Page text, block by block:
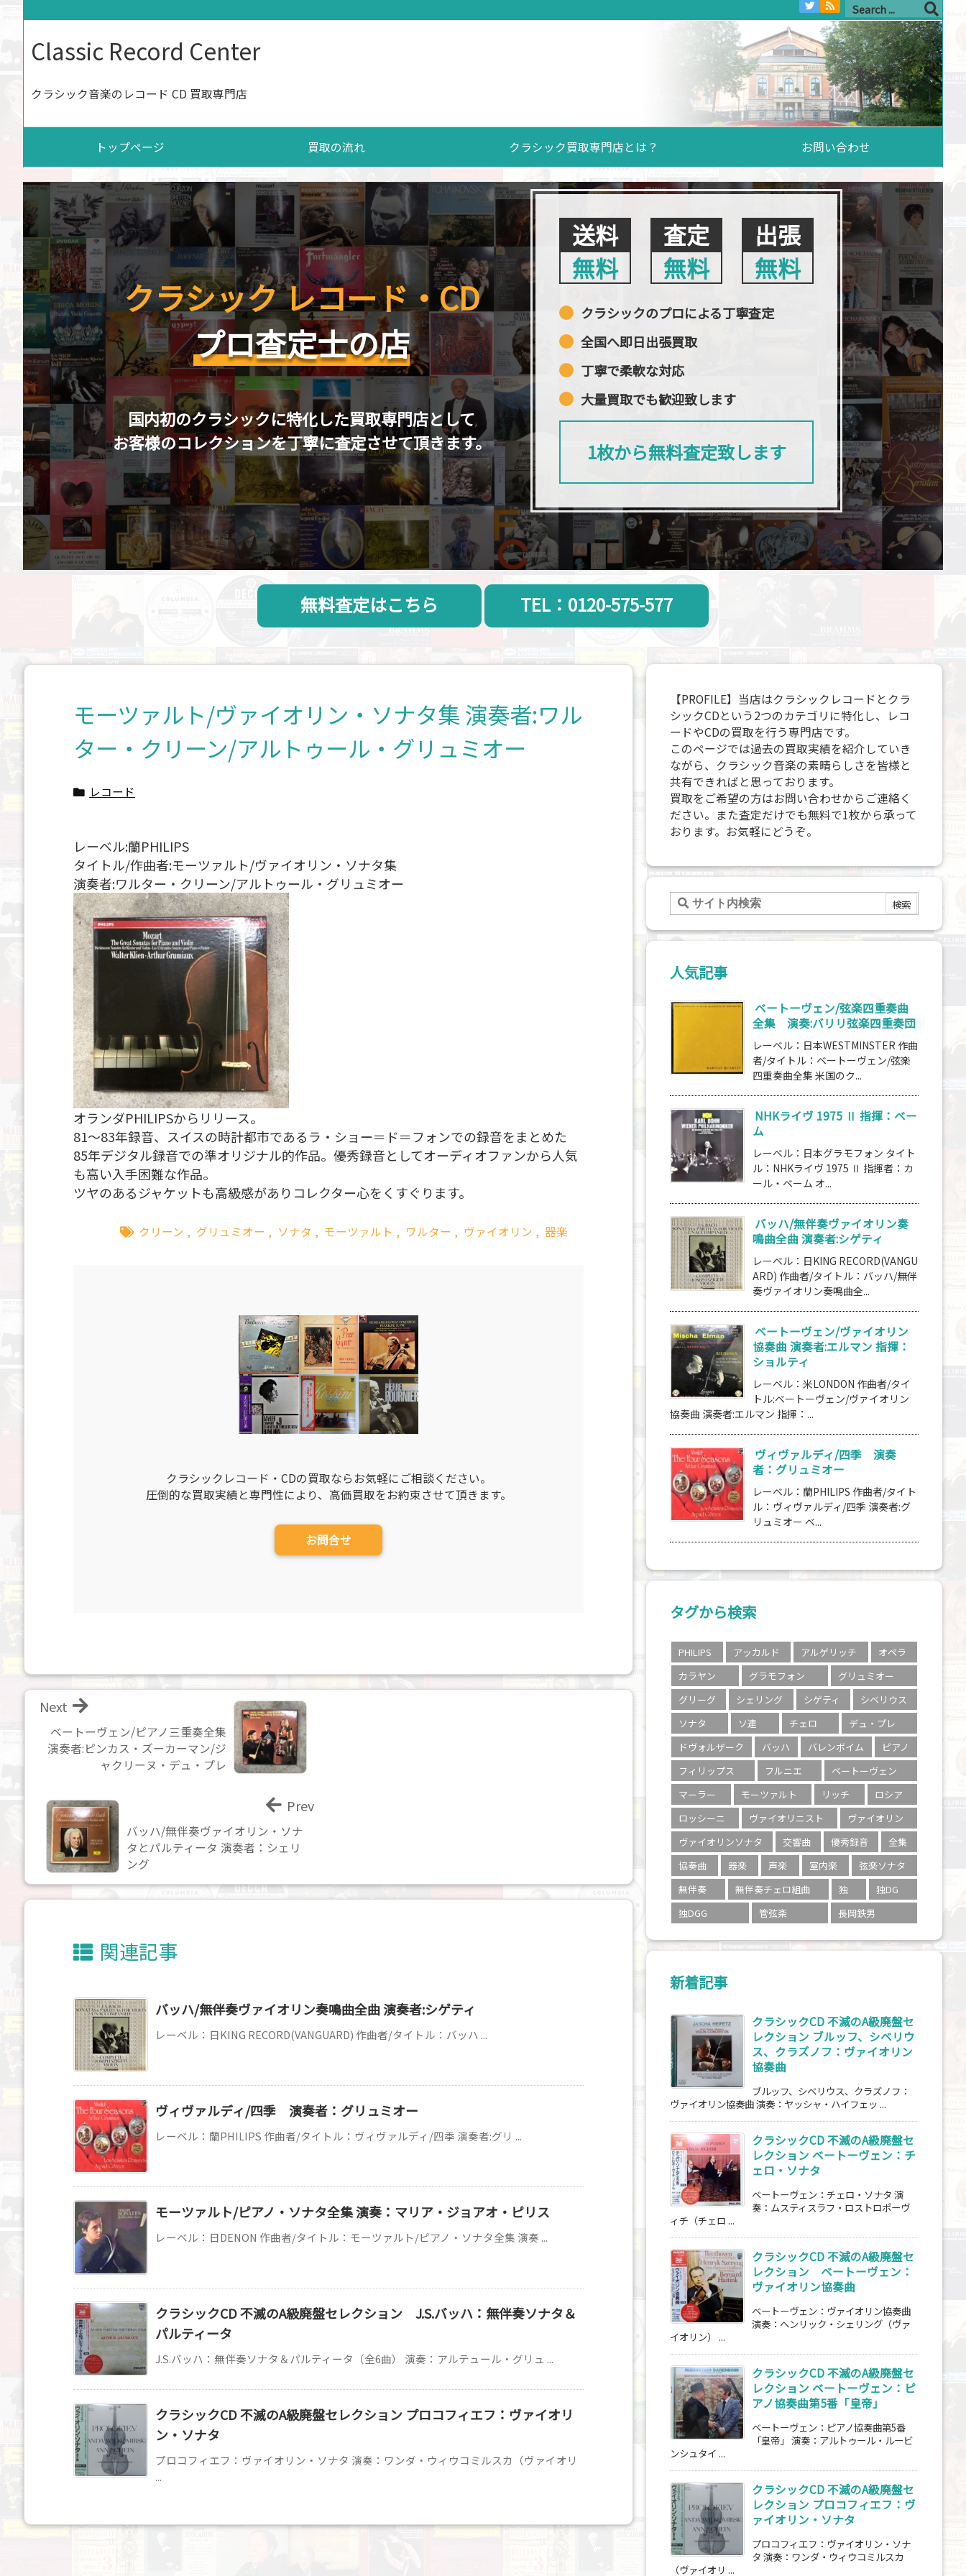
Classic Record Center
クラシック音楽のレコード CD 買取専門店
トップページ 買取の流れ クラシック買取専門店とは？ お問い合わせ
クラシック レコード・CD
プロ査定士の店
国内初のクラシックに特化した買取専門店として
お客様のコレクションを丁寧に査定させて頂きます。
送料
無料
査定
無料
出張
無料
クラシックのプロによる丁寧査定
全国へ即日出張買取
丁寧で柔軟な対応
大量買取でも歓迎致します
1枚から無料査定致します
無料査定はこちら TEL：0120-575-577
モーツァルト/ヴァイオリン・ソナタ集 演奏者:ワル
ター・クリーン/アルトゥール・グリュミオー
レコード
レーベル:蘭PHILIPS
タイトル/作曲者:モーツァルト/ヴァイオリン・ソナタ集
演奏者:ワルター・クリーン/アルトゥール・グリュミオー
オランダPHILIPSからリリース。
81～83年録音、スイスの時計都市であるラ・ショー＝ド＝フォンでの録音をまとめた
85年デジタル録音での準オリジナル的作品。優秀録音としてオーディオファンから人気
も高い入手困難な作品。
ツヤのあるジャケットも高級感がありコレクター心をくすぐります。
クリーン , グリュミオー , ソナタ , モーツァルト , ワルター , ヴァイオリン , 器楽
クラシックレコード・CDの買取ならお気軽にご相談ください。
圧倒的な買取実績と専門性により、高価買取をお約束させて頂きます。
お問合せ
ベートーヴェン/ピアノ三重奏全集
演奏者:ピンカス・ズーカーマン/ジ
ャクリーヌ・デュ・プレ
Next
バッハ/無伴奏ヴァイオリン・ソナ
タとパルティータ 演奏者：シェリ
ング
Prev
関連記事
バッハ/無伴奏ヴァイオリン奏鳴曲全曲 演奏者:シゲティ
レーベル：日KING RECORD(VANGUARD) 作曲者/タイトル：バッハ ...
ヴィヴァルディ/四季 演奏者：グリュミオー
レーベル：蘭PHILIPS 作曲者/タイトル：ヴィヴァルディ/四季 演奏者:グリ ...
モーツァルト/ピアノ・ソナタ全集 演奏：マリア・ジョアオ・ピリス
レーベル：日DENON 作曲者/タイトル：モーツァルト/ピアノ・ソナタ全集 演奏 ...
クラシックCD 不滅のA級廃盤セレクション J.S.バッハ：無伴奏ソナタ＆
パルティータ
J.S.バッハ：無伴奏ソナタ＆パルティータ（全6曲） 演奏：アルテュール・グリュ ...
クラシックCD 不滅のA級廃盤セレクション プロコフィエフ：ヴァイオリ
ン・ソナタ
プロコフィエフ：ヴァイオリン・ソナタ 演奏：ワンダ・ウィウコミルスカ（ヴァイオリ
...
【PROFILE】当店はクラシックレコードとクラ
シックCDという2つのカテゴリに特化し、レコ
ードやCDの買取を行う専門店です。
このページでは過去の買取実績を紹介していき
ながら、クラシック音楽の素晴らしさを皆様と
共有できればと思っております。
買取をご希望の方はお問い合わせからご連絡く
ださい。また査定だけでも無料で1枚から承って
おります。お気軽にどうぞ。
人気記事
ベートーヴェン/弦楽四重奏曲
全集 演奏:バリリ弦楽四重奏団
レーベル：日本WESTMINSTER 作曲
者/タイトル：ベートーヴェン/弦楽
四重奏曲全集 米国のク...
NHKライヴ 1975 Ⅱ 指揮：ベー
ム
レーベル：日本グラモフォン タイト
ル：NHKライヴ 1975 Ⅱ 指揮者：カ
ール・ベーム オ...
バッハ/無伴奏ヴァイオリン奏
鳴曲全曲 演奏者:シゲティ
レーベル：日KING RECORD(VANGU
ARD) 作曲者/タイトル：バッハ/無伴
奏ヴァイオリン奏鳴曲全...
ベートーヴェン/ヴァイオリン
協奏曲 演奏者:エルマン 指揮：
ショルティ
レーベル：米LONDON 作曲者/タイ
トル:ベートーヴェン/ヴァイオリン
協奏曲 演奏者:エルマン 指揮：...
ヴィヴァルディ/四季 演奏
者：グリュミオー
レーベル：蘭PHILIPS 作曲者/タイト
ル：ヴィヴァルディ/四季 演奏者:グ
リュミオー ベ...
タグから検索
PHILIPS アッカルド アルゲリッチ
オペラ
カラヤン
グラモフォン
グリュミオー
グリーグ
シェリング シゲティ
シベリウス
ソナタ
ソ連 チェロ
デュ・プレ
ドヴォルザーク
バッハ バレンボイム
ピアノ
フィリップス
フルニエ
ベートーヴェン
マーラー
モーツァルト リッチ
ロシア
ロッシーニ
ヴァイオリニスト
ヴァイオリン
ヴァイオリンソナタ
交響曲 優秀録音
全集
協奏曲
器楽 声楽 室内楽
弦楽ソナタ
無伴奏
無伴奏チェロ組曲 独
独DG
独DGG
管弦楽 長岡鉄男
新着記事
クラシックCD 不滅のA級廃盤セ
レクション ブルッフ、シベリウ
ス、クラズノフ：ヴァイオリン
協奏曲
ブルッフ、シベリウス、クラズノフ：
ヴァイオリン協奏曲 演奏：ヤッシャ・ハイフェッ ...
クラシックCD 不滅のA級廃盤セ
レクション ベートーヴェン：チ
ェロ・ソナタ
ベートーヴェン：チェロ・ソナタ 演
奏：ムスティスラフ・ロストロポーヴ
ィチ（チェロ ...
クラシックCD 不滅のA級廃盤セ
レクション ベートーヴェン：
ヴァイオリン協奏曲
ベートーヴェン：ヴァイオリン協奏曲
演奏：ヘンリック・シェリング（ヴァ
イオリン） ...
クラシックCD 不滅のA級廃盤セ
レクション ベートーヴェン：ピ
アノ協奏曲第5番「皇帝」
ベートーヴェン：ピアノ協奏曲第5番
「皇帝」 演奏：アルトゥール・ルービ
ンシュタイ ...
クラシックCD 不滅のA級廃盤セ
レクション プロコフィエフ：ヴ
ァイオリン・ソナタ
プロコフィエフ：ヴァイオリン・ソナ
タ 演奏：ワンダ・ウィウコミルスカ
（ヴァイオリ ...